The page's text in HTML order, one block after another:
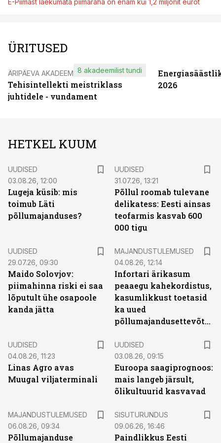
E-Piimast laekumata piimaraha on enam kui 1,2 miljonit eurot
ÜRITUSED
ÄRIPÄEVA AKADEEMIA
Tehisintellekti meistriklass
juhtidele - vundament
8 akadeemilist tundi
2026
HETKEL KUUM
UUDISED
03.08.26, 12:00
Lugeja küsib: mis
toimub Läti
põllumajanduses?
UUDISED
31.07.26, 13:21
Põllul roomab tulevane
delikatess: Eesti ainsas
teofarmis kasvab 600
000 tigu
UUDISED
29.07.26, 09:30
Maido Solovjov:
piimahinna riski ei saa
lõputult ühe osapoole
kanda jätta
MAJANDUSTULEMUSED
04.08.26, 12:14
Infortari ärikasum
peaaegu kahekordistus,
kasumlikkust toetasid
ka uued
põllumajandusettevõtted
UUDISED
04.08.26, 11:23
Linas Agro avas
Muugal viljaterminali
UUDISED
03.08.26, 09:15
Euroopa saagiprognoos:
mais langeb järsult,
õlikultuurid kasvavad
MAJANDUSTULEMUSED
06.08.26, 09:34
Põllumajanduse
SISUTURUNDUS
09.06.26, 16:46
Paindlikkus Eesti